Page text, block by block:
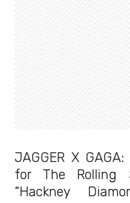
JAGGER X
for The Rolling
“Hackney